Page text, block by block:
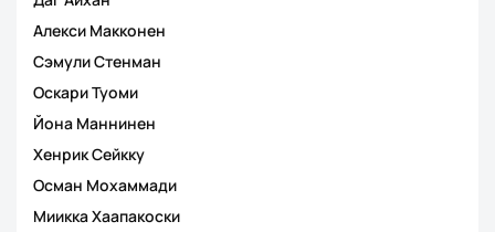
Алекси Макконен
Сэмули Стенман
Оскари Туоми
Йона Маннинен
Хенрик Сейкку
Осман Мохаммади
Миикка Хаапакоски